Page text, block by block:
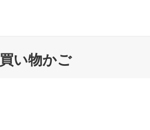
買い物かご